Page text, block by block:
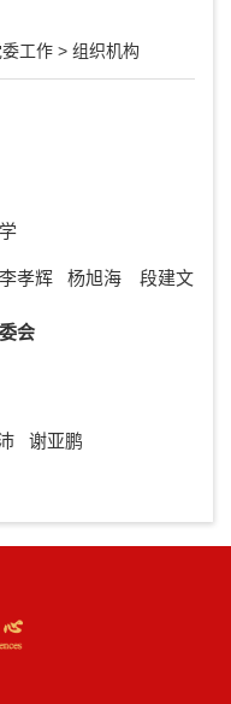
委工作 > 组织机构
孝辉 杨旭海 段建文
会
谢亚鹏